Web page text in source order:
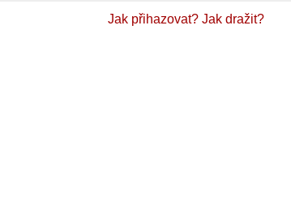
Jak přihazovat? Jak dražit?